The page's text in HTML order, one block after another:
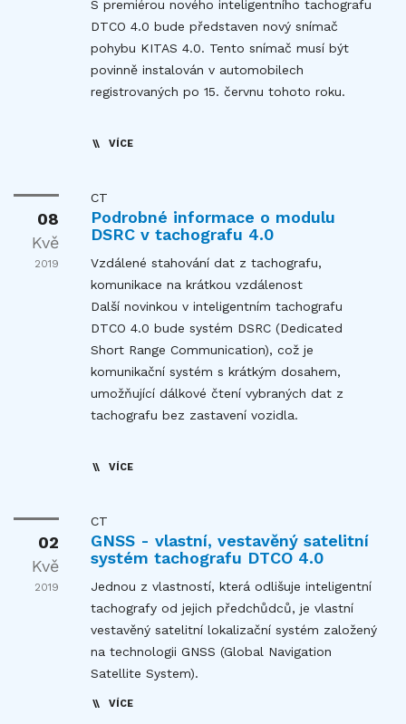
S premiérou nového inteligentního tachografu
DTCO 4.0 bude představen nový snímač
pohybu KITAS 4.0. Tento snímač musí být
povinně instalován v automobilech
registrovaných po 15. červnu tohoto roku.
VÍCE
08
Kvě
2019
CT
Podrobné informace o modulu
DSRC v tachografu 4.0
Vzdálené stahování dat z tachografu,
komunikace na krátkou vzdálenost
Další novinkou v inteligentním tachografu
DTCO 4.0 bude systém DSRC (Dedicated
Short Range Communication), což je
komunikační systém s krátkým dosahem,
umožňující dálkové čtení vybraných dat z
tachografu bez zastavení vozidla.
VÍCE
02
Kvě
2019
CT
GNSS - vlastní, vestavěný satelitní
systém tachografu DTCO 4.0
Jednou z vlastností, která odlišuje inteligentní
tachografy od jejich předchůdců, je vlastní
vestavěný satelitní lokalizační systém založený
na technologii GNSS (Global Navigation
Satellite System).
VÍCE